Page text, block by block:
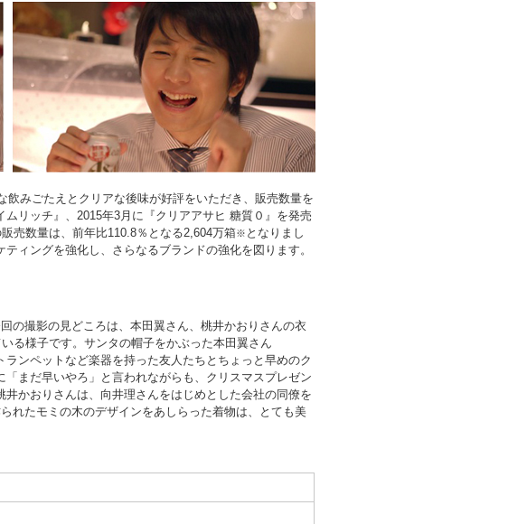
みごたえとクリアな後味が好評をいただき、販売数量を
リッチ』、2015年3月に『クリアアサヒ 糖質０』を発売
売数量は、前年比110.8％となる2,604万箱※ となりまし
ィングを強化し、さらなるブランドの強化を図ります。
の撮影の見どころは、本田翼さん、桃井かおりさんの衣
る様子です。サンタの帽子をかぶった本田翼さん
ンペットなど楽器を持った友人たちとちょっと早めのク
まだ早いやろ」と言われながらも、クリスマスプレゼン
かおりさんは、向井理さんをはじめとした会社の同僚を
れたモミの木のデザインをあしらった着物は、とても美